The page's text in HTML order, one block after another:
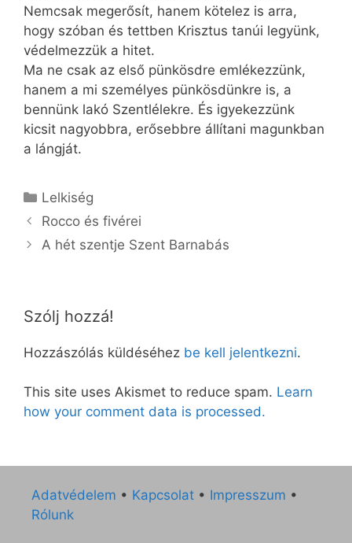
Nemcsak megerősít, hanem kötelez is arra,
hogy szóban és tettben Krisztus tanúi legyünk,
védelmezzük a hitet.
Ma ne csak az első pünkösdre emlékezzünk,
hanem a mi személyes pünkösdünkre is, a
bennünk lakó Szentlélekre. És igyekezzünk
kicsit nagyobbra, erősebbre állítani magunkban
a lángját.
Kategória
Lelkiség
Rocco és fivérei
A hét szentje Szent Barnabás
Szólj hozzá!
Hozzászólás küldéséhez be kell jelentkezni.
This site uses Akismet to reduce spam. Learn
how your comment data is processed.
Adatvédelem • Kapcsolat • Impresszum •
Rólunk